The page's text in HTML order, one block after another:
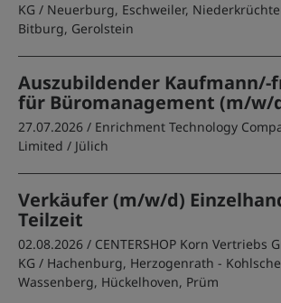
KG / Neuerburg, Eschweiler,
Bitburg, Gerolstein
Auszubildender Kaufmann/-
für Büromanagement (m/w/
27.07.2026 / Enrichment Technology
Limited / Jülich
Verkäufer (m/w/d)
Teilzeit
02.08.2026 / CENTERSHOP Korn Vertriebs
KG / Hachenburg, Herzogenrath -
Wassenberg, Hückelhoven, Prüm